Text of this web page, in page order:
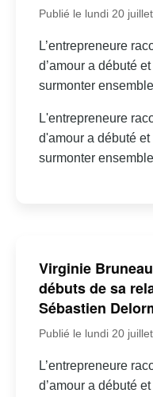
Publié le lundi 20
L’entrepreneure
d’amour a débuté
surmonter
L'entrepreneure
d'amour a débuté
surmonter
Virginie
débuts de sa
Sébastien
Publié le lundi 20
L’entrepreneure
d’amour a débuté